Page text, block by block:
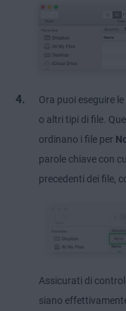
Ora puoi eseguire
o altri tipi di file.
ordinano i file per
parole chiave con
precedenti dei file,
Assicurati di
siano